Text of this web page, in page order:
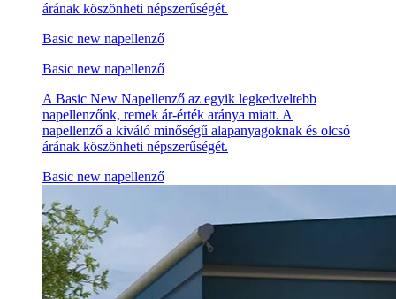
árának köszönheti népszerűségét.
Basic new napellenző
Basic new napellenző
A Basic New Napellenző az egyik legkedveltebb
napellenzőnk, remek ár-érték aránya miatt. A
napellenző a kiváló minőségű alapanyagoknak és olcsó
árának köszönheti népszerűségét.
Basic new napellenző